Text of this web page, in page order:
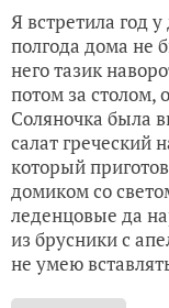
Я встретила год
полгода дома не
него тазик
потом за столом,
Соляночка была
салат греческий
который
домиком со
леденцовые да
из брусники с
не умею